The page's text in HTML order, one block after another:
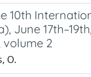
10th
June
volume 2
O.